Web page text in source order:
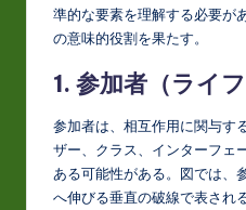
ti
準的な要素を理解する必要が
の意味的役割を果たす。
1. 参加者（ライ
参加者は、相互作用に関与す
ザー、クラス、インターフェ
ある可能性がある。図では、
へ伸びる垂直の破線で表され